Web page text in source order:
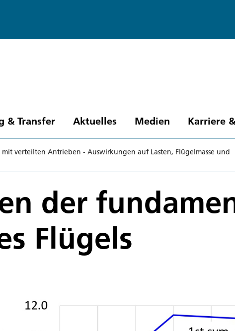
& Transfer Aktuelles Medien Karriere
verteilten Antrieben - Auswirkungen auf Lasten, Flügelmasse und
der
Flügels